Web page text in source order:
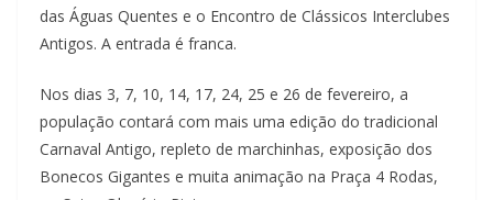
das Águas Quentes e o Encontro de Clássicos Interclubes
Antigos. A entrada é franca.
Nos dias 3, 7, 10, 14, 17, 24, 25 e 26 de fevereiro, a
população contará com mais uma edição do tradicional
Carnaval Antigo, repleto de marchinhas, exposição dos
Bonecos Gigantes e muita animação na Praça 4 Rodas,